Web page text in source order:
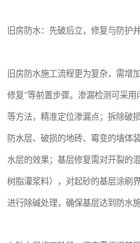
旧房防水：先破后立，修复与防护
旧房防水施工流程更为复杂，需
修复”等前置步骤。渗漏检测可采
等方法，精准定位渗漏点；拆除破
防水层、破损的地砖、霉变的墙体
水层的效果；基层修复需对开裂的
树脂灌浆料），对起砂的基层涂刷
进行除碱处理，确保基层达到防水施